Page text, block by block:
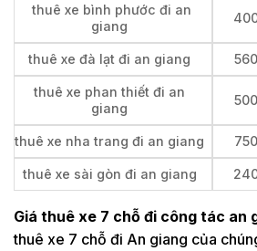
thuê xe bình phước đi an
giang
thuê xe đà lạt đi an giang 560
thuê xe phan thiết đi an
giang
500
thuê xe nha trang đi an giang 750
thuê xe sài gòn đi an giang
Giá thuê xe 7 chỗ đi công tác an
thuê xe 7 chỗ đi An giang của